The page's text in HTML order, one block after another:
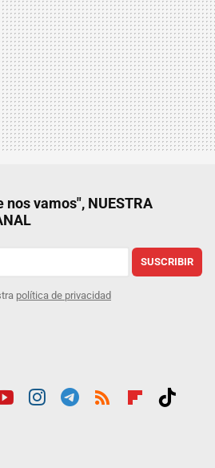
nos vamos", NUESTRA
SUSCRIBIR
política de privacidad